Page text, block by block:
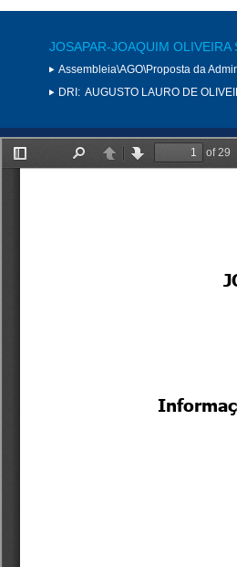
JOSAPAR-JOAQUIM OLIVEIRA
Assembleia\AGO\Proposta da
DRI: AUGUSTO LAURO DE